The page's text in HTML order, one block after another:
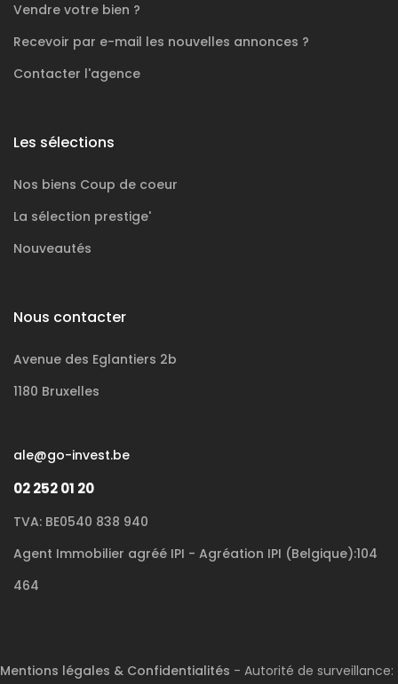
Vendre votre bien ?
Recevoir par e-mail les nouvelles annonces ?
Contacter l'agence
Les sélections
Nos biens Coup de coeur
La sélection prestige'
Nouveautés
Nous contacter
Avenue des Eglantiers 2b
1180 Bruxelles
ale@go-invest.be
02 252 01 20
TVA: BE0540 838 940
Agent Immobilier agréé IPI - Agréation IPI (Belgique):104
464
Mentions légales & Confidentialités - Autorité de surveillance: